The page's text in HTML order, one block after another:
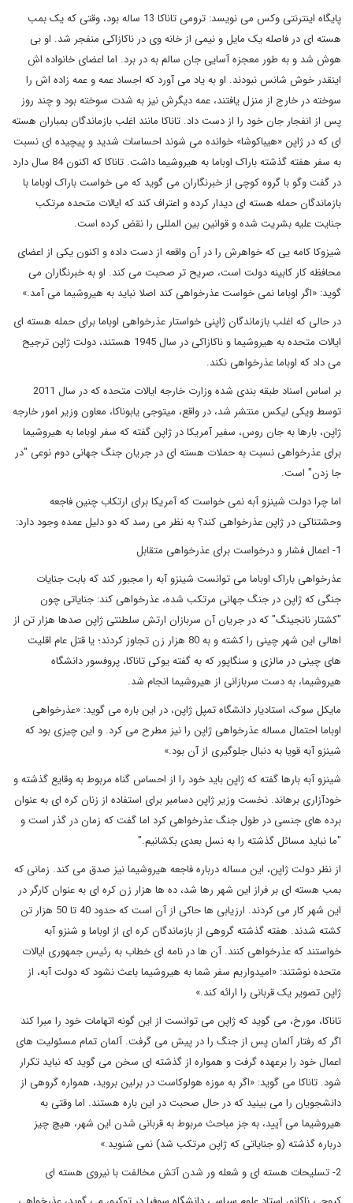
پایگاه اینترنتی وکس می نویسد: ترومی تاناکا 13 ساله بود، وقتی که یک بمب
هسته ای در فاصله یک مایل و نیمی از خانه وی در ناکازاکی منفجر شد. او بی
هوش شد و به طور معجزه آسایی جان سالم به در برد. اما اعضای خانواده اش
اینقدر خوش شانس نبودند. او به یاد می آورد که اجساد عمه و عمه زاده اش را
سوخته در خارج از منزل یافتند، عمه دیگرش نیز به شدت سوخته بود و چند روز
پس از انفجار جان خود را از دست داد. تاناکا مانند اغلب بازماندگان بمباران هسته
ای که در ژاپن «هیباکوشا» خوانده می شوند احساسات شدید و پیچیده ای نسبت
به سفر هفته گذشته باراک اوباما به هیروشیما داشت. تاناکا که اکنون 84 سال دارد
در گفت وگو با گروه کوچی از خبرنگاران می گوید که می خواست باراک اوباما با
بازماندگان حمله هسته ای دیدار کرده و اعتراف کند که ایالات متحده مرتکب
جنایت علیه بشریت شده و قوانین بین المللی را نقض کرده است.
شیزوکا کامه یی که خواهرش را در آن واقعه از دست داده و اکنون یکی از اعضای
محافظه کار کابینه دولت است، صریح تر صحبت می کند. او به خبرنگاران می
گوید: «اگر اوباما نمی خواست عذرخواهی کند اصلا نباید به هیروشیما می آمد.»
در حالی که اغلب بازماندگان ژاپنی خواستار عذرخواهی اوباما برای حمله هسته ای
ایالات متحده به هیروشیما و ناکازاکی در سال 1945 هستند، دولت ژاپن ترجیح
می داد که اوباما عذرخواهی نکند.
بر اساس اسناد طبقه بندی شده وزارت خارجه ایالات متحده که در سال 2011
توسط ویکی لیکس منتشر شد، در واقع، میتوجی یابوناکا، معاون وزیر امور خارجه
ژاپن، بارها به جان روس، سفیر آمریکا در ژاپن گفته که سفر اوباما به هیروشیما
برای عذرخواهی نسبت به حملات هسته ای در جریان جنگ جهانی دوم نوعی "در
جا زدن" است.
اما چرا دولت شینزو آبه نمی خواست که آمریکا برای ارتکاب چنین فاجعه
وحشتناکی در ژاپن عذرخواهی کند؟ به نظر می رسد که دو دلیل عمده وجود دارد:
1- اعمال فشار و درخواست برای عذرخواهی متقابل
عذرخواهی باراک اوباما می توانست شینزو آبه را مجبور کند که بابت جنایات
جنگی که ژاپن در جنگ جهانی مرتکب شده، عذرخواهی کند: جنایاتی چون
"کشتار نانجینگ" که در جریان آن سربازان ارتش سلطنتی ژاپن صدها هزار تن از
اهالی این شهر چینی را کشته و به 80 هزار زن تجاوز کردند؛ یا قتل عام اقلیت
های چینی در مالزی و سنگاپور که به گفته یوکی تاناکا، پروفسور دانشگاه
هیروشیما، به دست سربازانی از هیروشیما انجام شد.
مایکل سوک، استادیار دانشگاه تمپل ژاپن، در این باره می گوید: «عذرخواهی
اوباما احتمال مساله عذرخواهی ژاپن را نیز مطرح می کرد. و این چیزی بود که
شینزو آبه قویا به دنبال جلوگیری از آن بود.»
شینزو آبه بارها گفته که ژاپن باید خود را از احساس گناه مربوط به وقایع گذشته و
خودآزاری برهاند. نخست وزیر ژاپن دسامبر برای استفاده از زنان کره ای به عنوان
برده های جنسی در طول جنگ عذرخواهی کرد اما گفت که زمان در گذر است و
"ما نباید مسائل گذشته را به نسل بعدی بکشانیم."
از نظر دولت ژاپن، این مساله درباره فاجعه هیروشیما نیز صدق می کند. زمانی که
بمب هسته ای بر فراز این شهر رها شد، ده ها هزار زن کره ای به عنوان کارگر در
این شهر کار می کردند. ارزیابی ها حاکی از آن است که حدود 40 تا 50 هزار تن
کشته شدند. هفته گذشته گروهی از بازماندگان کره ای از اوباما و شنزو آبه
خواستند که عذرخواهی کنند. آن ها در نامه ای خطاب به رئیس جمهوری ایالات
متحده نوشتند: «امیدواریم سفر شما به هیروشیما باعث نشود که دولت آبه، از
ژاپن تصویر یک قربانی را ارائه کند.»
تاناکا، مورخ، می گوید که ژاپن می توانست از این گونه اتهامات خود را مبرا کند
اگر که رفتار آلمان پس از جنگ را در پیش می گرفت. آلمان تمام مسئولیت های
اعمال خود را برعهده گرفت و همواره از گذشته ای سخن می گوید که نباید تکرار
شود. تاناکا می گوید: «اگر به موزه هولوکاست در برلین بروید، همواره گروهی از
دانشجویان را می بینید که در حال صحبت در این باره هستند. اما وقتی به
هیروشیما می آیید، به جز مباحث مربوط به قربانی شدن این شهر، هیچ چیز
درباره گذشته (و جنایاتی که ژاپن مرتکب شد) نمی شنوید.»
2- تسلیحات هسته ای و شعله ور شدن آتش مخالفت با نیروی هسته ای